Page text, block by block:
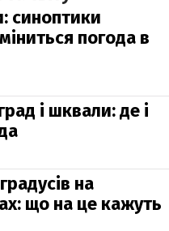
синоптики
погода в
і шквали: де і
на
що на це кажуть